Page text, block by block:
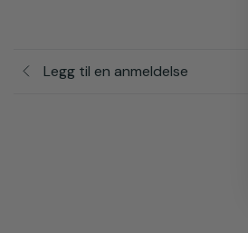
Legg til en anmeldelse